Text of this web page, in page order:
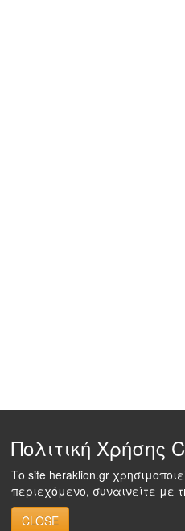
Πολιτική Χρήσης
Το site heraklion.gr
περιεχόμενο, συναινείτε με
CLOSE